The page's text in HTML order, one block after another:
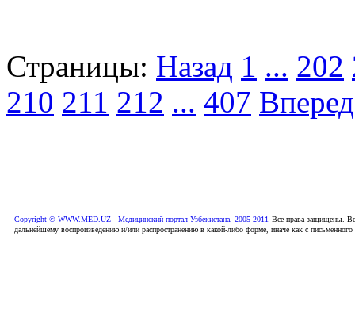
Страницы: Назад 1 ... 202
210 211 212 ... 407 Вперед
Copyright © WWW.MED.UZ - Медицинский портал Узбекистана, 2005-2011 Все права защищены.
дальнейшему воспроизведению и/или распространению в какой-либо форме, иначе как с